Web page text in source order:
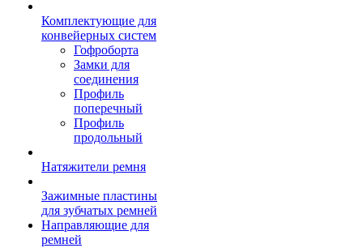
Комплектующие для
конвейерных систем
Гофроборта
Замки для
соединения
Профиль
поперечный
Профиль
продольный
Натяжители ремня
Зажимные пластины
для зубчатых ремней
Направляющие для
ремней